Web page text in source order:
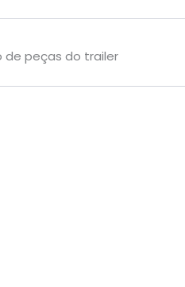
de peças do trailer